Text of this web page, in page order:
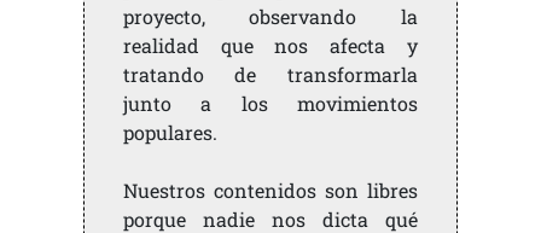
proyecto, observando la
realidad que nos afecta y
tratando de transformarla
junto a los movimientos
populares.
Nuestros contenidos son libres
porque nadie nos dicta qué